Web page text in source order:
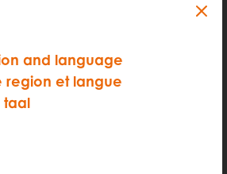
and language
region et langue
taal
et accéder à la station e-
cargo bike
(prix, autonomie,
...)